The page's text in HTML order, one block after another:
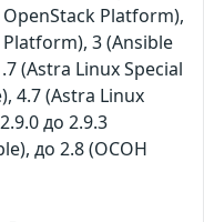
Platform),
Platform), 3 (Ansible
(Astra Linux Special
4.7 (Astra Linux
до 2.9.3
до 2.8 (ОСОН